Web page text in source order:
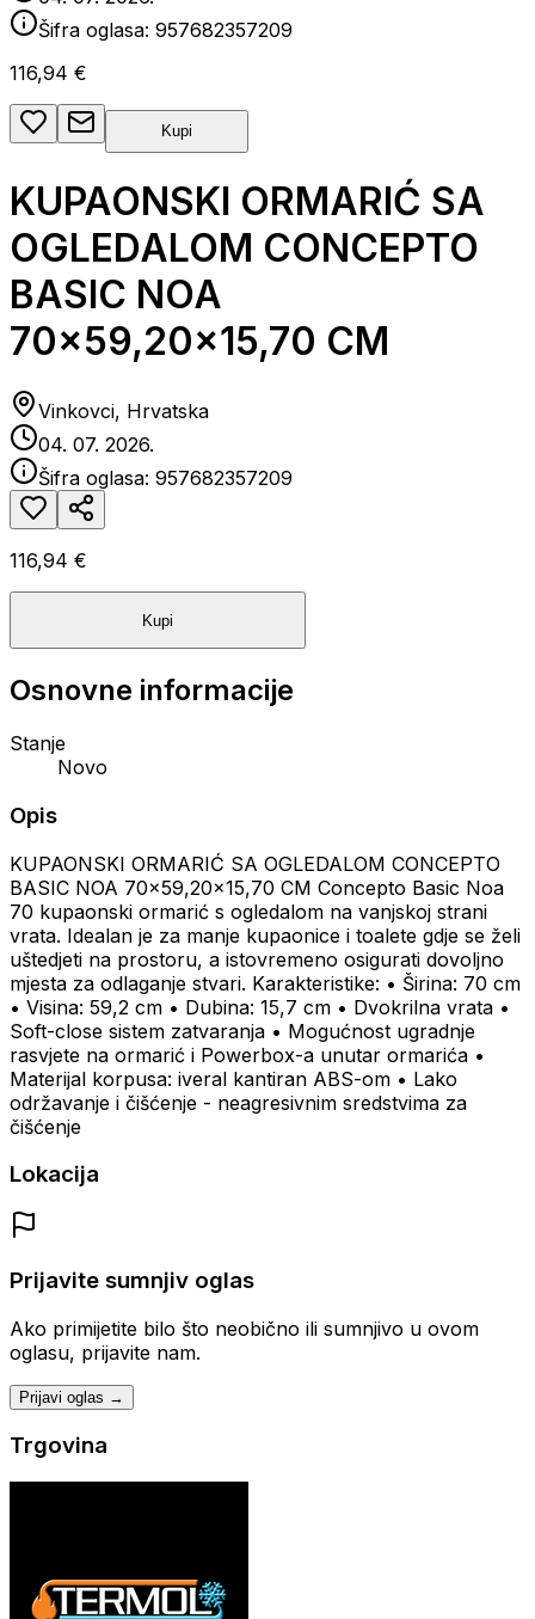
Šifra oglasa: 957682357209
116,94 €
Kupi
KUPAONSKI ORMARIĆ SA
OGLEDALOM CONCEPTO
BASIC NOA
70x59,20x15,70 CM
Vinkovci, Hrvatska
04. 07. 2026.
Šifra oglasa: 957682357209
116,94 €
Kupi
Osnovne informacije
Stanje
Novo
Opis
KUPAONSKI ORMARIĆ SA OGLEDALOM CONCEPTO
BASIC NOA 70x59,20x15,70 CM Concepto Basic Noa
70 kupaonski ormarić s ogledalom na vanjskoj strani
vrata. Idealan je za manje kupaonice i toalete gdje se želi
uštedjeti na prostoru, a istovremeno osigurati dovoljno
mjesta za odlaganje stvari. Karakteristike: • Širina: 70 cm
• Visina: 59,2 cm • Dubina: 15,7 cm • Dvokrilna vrata •
Soft-close sistem zatvaranja • Mogućnost ugradnje
rasvjete na ormarić i Powerbox-a unutar ormarića •
Materijal korpusa: iveral kantiran ABS-om • Lako
održavanje i čišćenje - neagresivnim sredstvima za
čišćenje
Lokacija
Prijavite sumnjiv oglas
Ako primijetite bilo što neobično ili sumnjivo u ovom
oglasu, prijavite nam.
Prijavi oglas →
Trgovina